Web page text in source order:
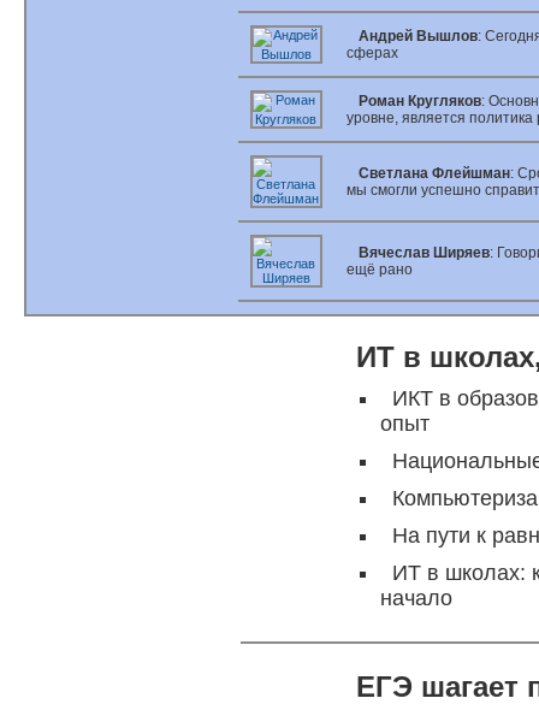
Андрей Вышлов:
сферах
Роман Кругляков:
уровне, является политика
Светлана Флейшман:
мы смогли успешно
Вячеслав Ширяев:
ещё рано
ИТ в
ИКТ в
опыт
На пути к
ИТ в школах:
начало
ЕГЭ шагает